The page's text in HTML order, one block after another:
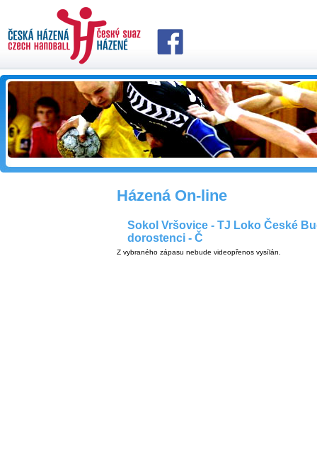
Házená On-line
Sokol Vršovice - TJ Loko České
dorostenci - Č
Z vybraného zápasu nebude videopřenos vysílán.